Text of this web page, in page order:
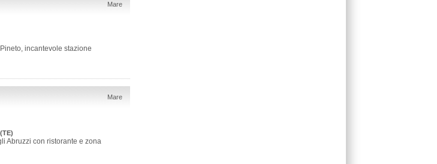
Mare
incantevole stazione
Mare
Abruzzi con ristorante e zona